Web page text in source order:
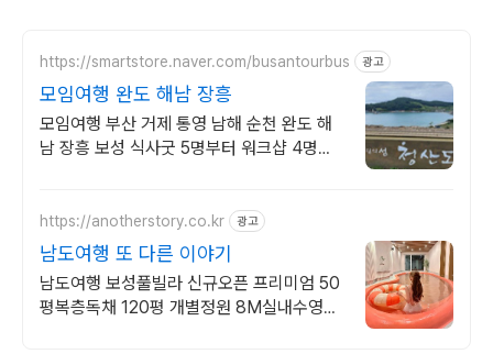
https://smartstore.naver.com/busantourbus 광고
모임여행 완도 해남 장흥
모임여행 부산 거제 통영 남해 순천 완도 해
남 장흥 보성 식사굿 5명부터 워크샵 4명부
https://anotherstory.co.kr 광고
남도여행 또 다른 이야기
남도여행 보성풀빌라 신규오픈 프리미엄 50
평복층독채 120평 개별정원 8M실내수영장